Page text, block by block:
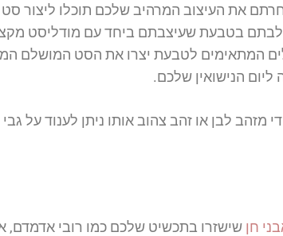
את העיצוב המרהיב שלכם תוכלו ליצור
בטבעת שעיצבתם ביחד עם מודליסט
המתאימים לטבעת יצרו את הסט המושלם
הנישואין שלכם.
מזהב לבן או זהב צהוב אותו ניתן לענוד
חן שישזרו בתכשיט שלכם כמו רובי אדמדם,